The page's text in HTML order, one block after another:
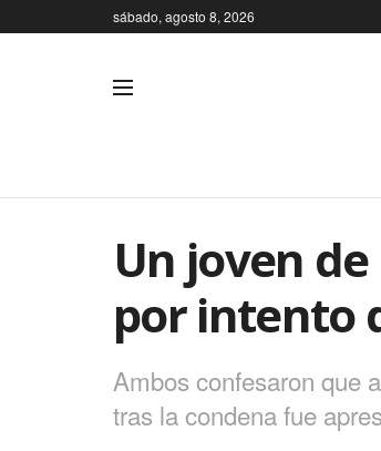
sábado, agosto 8, 2026
Un joven
por intento
Ambos confesaron que
tras la condena fue